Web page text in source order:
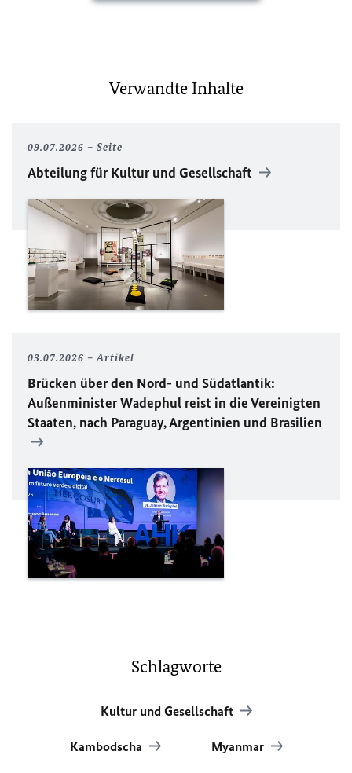
Verwandte Inhalte
09.07.2026 Seite
Abteilung für Kultur und Gesellschaft
03.07.2026 Artikel
Brücken über den Nord- und Südatlantik:
Außenminister Wadephul reist in die Vereinigten
Staaten, nach Paraguay, Argentinien und Brasilien
Schlagworte
Kultur und Gesellschaft
Kambodscha Myanmar